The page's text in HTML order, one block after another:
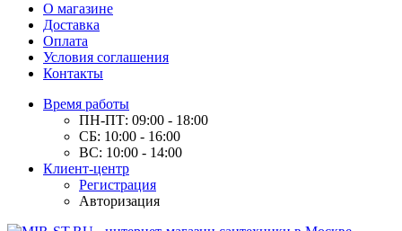
О магазине
Доставка
Оплата
Условия соглашения
Контакты
Время работы
ПН-ПТ: 09:00 - 18:00
СБ: 10:00 - 16:00
ВС: 10:00 - 14:00
Клиент-центр
Регистрация
Авторизация